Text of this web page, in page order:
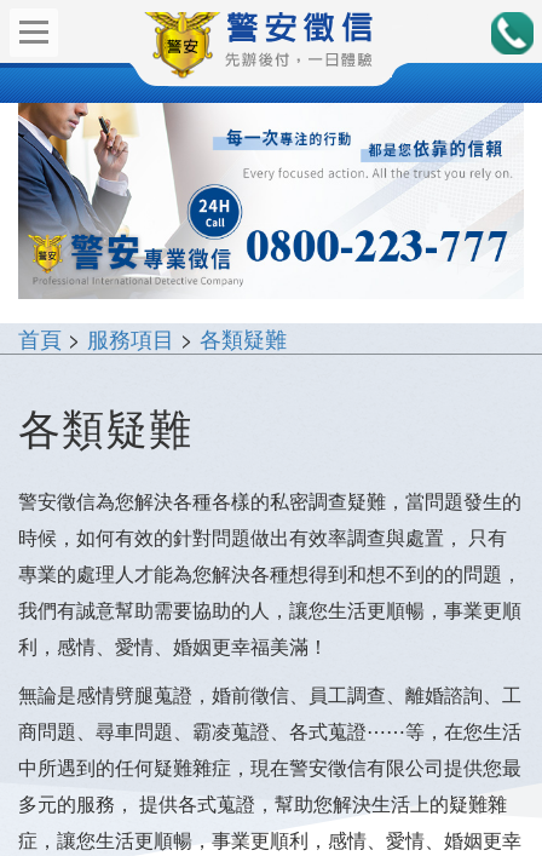
首頁 > 服務項目 > 各類疑難
各類疑難
警安徵信為您解決各種各樣的私密調查疑難，當問題發生的
時候，如何有效的針對問題做出有效率調查與處置， 只有
專業的處理人才能為您解決各種想得到和想不到的的問題，
我們有誠意幫助需要協助的人，讓您生活更順暢，事業更順
利，感情、愛情、婚姻更幸福美滿！
無論是感情劈腿蒐證，婚前徵信、員工調查、離婚諮詢、工
商問題、尋車問題、霸凌蒐證、各式蒐證⋯⋯等，在您生活
中所遇到的任何疑難雜症，現在警安徵信有限公司提供您最
多元的服務， 提供各式蒐證，幫助您解決生活上的疑難雜
症，讓您生活更順暢，事業更順利，感情、愛情、婚姻更幸